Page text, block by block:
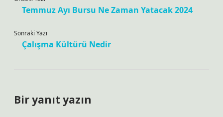
Temmuz Ayı Bursu Ne Zaman Yatacak 2024
Sonraki Yazı
Çalışma Kültürü Nedir
Bir yanıt yazın